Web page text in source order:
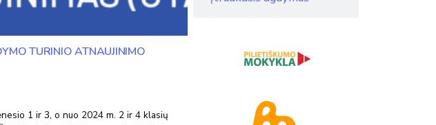
TURINIO ATNAUJINIMO
1 ir 3, o nuo 2024 m. 2 ir 4 klasių